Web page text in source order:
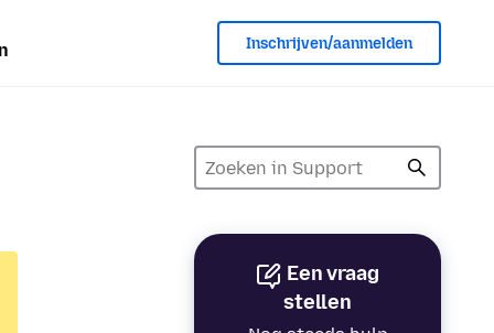
Inschrijven/aanmelden
Een vraag
stellen